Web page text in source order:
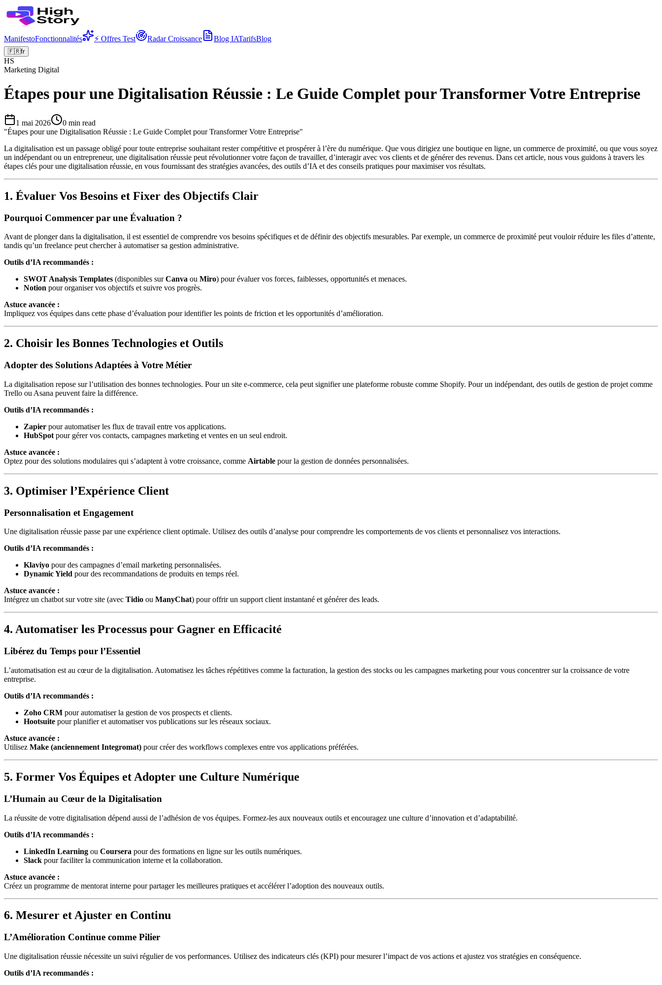
ManifestoFonctionnalités ⚡ Offres Test Radar Croissance Blog IATarifsBlog
🇫🇷fr
HS
Marketing Digital
Étapes pour une Digitalisation Réussie : Le Guide Complet pour Transformer Votre Entreprise
1 mai 2026 0 min read
"Étapes pour une Digitalisation Réussie : Le Guide Complet pour Transformer Votre Entreprise"
La digitalisation est un passage obligé pour toute entreprise souhaitant rester compétitive et prospérer à l’ère du numérique. Que vous dirigiez une boutique en ligne, un commerce de proximité, ou que vous soyez
un indépendant ou un entrepreneur, une digitalisation réussie peut révolutionner votre façon de travailler, d’interagir avec vos clients et de générer des revenus. Dans cet article, nous vous guidons à travers les
étapes clés pour une digitalisation réussie, en vous fournissant des stratégies avancées, des outils d’IA et des conseils pratiques pour maximiser vos résultats.
1. Évaluer Vos Besoins et Fixer des Objectifs Clair
Pourquoi Commencer par une Évaluation ?
Avant de plonger dans la digitalisation, il est essentiel de comprendre vos besoins spécifiques et de définir des objectifs mesurables. Par exemple, un commerce de proximité peut vouloir réduire les files d’attente,
tandis qu’un freelance peut chercher à automatiser sa gestion administrative.
Outils d’IA recommandés :
SWOT Analysis Templates (disponibles surCanva ou Miro) pour évaluer vos forces, faiblesses, opportunités et menaces.
Notion pour organiser vos objectifs et suivre vos progrès.
Astuce avancée :
Impliquez vos équipes dans cette phase d’évaluation pour identifier les points de friction et les opportunités d’amélioration.
2. Choisir les Bonnes Technologies et Outils
Adopter des Solutions Adaptées à Votre Métier
La digitalisation repose sur l’utilisation des bonnes technologies. Pour un site e-commerce, cela peut signifier une plateforme robuste comme Shopify. Pour un indépendant, des outils de gestion de projet comme
Trello ou Asana peuvent faire la différence.
Outils d’IA recommandés :
Zapier pour automatiser les flux de travail entre vos applications.
HubSpot pour gérer vos contacts, campagnes marketing et ventes en un seul endroit.
Astuce avancée :
Optez pour des solutions modulaires qui s’adaptent à votre croissance, comme Airtable pour la gestion de données personnalisées.
3. Optimiser l’Expérience Client
Personnalisation et Engagement
Une digitalisation réussie passe par une expérience client optimale. Utilisez des outils d’analyse pour comprendre les comportements de vos clients et personnalisez vos interactions.
Outils d’IA recommandés :
Klaviyo pour des campagnes d’email marketing personnalisées.
Dynamic Yield pour des recommandations de produits en temps réel.
Astuce avancée :
Intégrez un chatbot sur votre site (avec Tidio ou ManyChat) pour offrir un support client instantané et générer des leads.
4. Automatiser les Processus pour Gagner en Efficacité
Libérez du Temps pour l’Essentiel
L’automatisation est au cœur de la digitalisation. Automatisez les tâches répétitives comme la facturation, la gestion des stocks ou les campagnes marketing pour vous concentrer sur la croissance de votre
entreprise.
Outils d’IA recommandés :
Zoho CRM pour automatiser la gestion de vos prospects et clients.
Hootsuite pour planifier et automatiser vos publications sur les réseaux sociaux.
Astuce avancée :
Utilisez Make (anciennement Integromat) pour créer des workflows complexes entre vos applications préférées.
5. Former Vos Équipes et Adopter une Culture Numérique
L’Humain au Cœur de la Digitalisation
La réussite de votre digitalisation dépend aussi de l’adhésion de vos équipes. Formez-les aux nouveaux outils et encouragez une culture d’innovation et d’adaptabilité.
Outils d’IA recommandés :
LinkedIn Learning ou Coursera pour des formations en ligne sur les outils numériques.
Slack pour faciliter la communication interne et la collaboration.
Astuce avancée :
Créez un programme de mentorat interne pour partager les meilleures pratiques et accélérer l’adoption des nouveaux outils.
6. Mesurer et Ajuster en Continu
L’Amélioration Continue comme Pilier
Une digitalisation réussie nécessite un suivi régulier de vos performances. Utilisez des indicateurs clés (KPI) pour mesurer l’impact de vos actions et ajustez vos stratégies en conséquence.
Outils d’IA recommandés :